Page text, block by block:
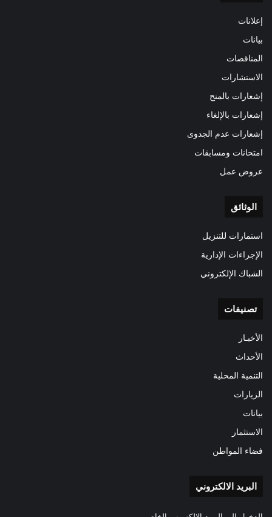
إعلانات
بيانات
المناقصات
الاستشارات
إشعارات بالمنح
إشعارات بالإلغاء
إشعارات عدم الجدوى
امتحانات ومسابقات
عروض عمل
الوثائق
استمارات للتنزيل
الإجراءات الإدارية
الشباك الإلكتروني
تصنيفات
الأخبـار
الأحداث
التنمية المحلية
الزيارات
بيانات
الاستثمار
فضاء المواطن
البريد الالكتروني